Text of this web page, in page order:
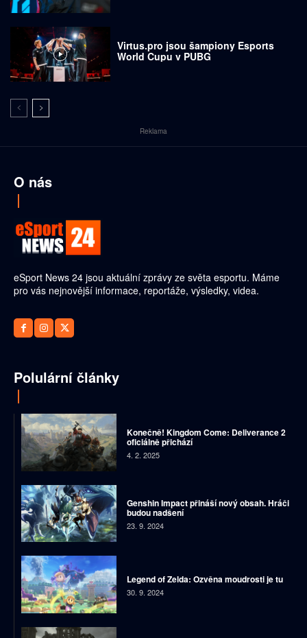
Virtus.pro jsou šampiony Esports
World Cupu v PUBG
Reklama
O nás
eSport News 24 jsou aktuální zprávy ze světa esportu. Máme
pro vás nejnovější informace, reportáže, výsledky, videa.
Polulární články
Konečně! Kingdom Come: Deliverance 2
oficiálně přichází
4. 2. 2025
Genshin Impact přináší nový obsah. Hráči
budou nadšení
23. 9. 2024
Legend of Zelda: Ozvěna moudrosti je tu
30. 9. 2024